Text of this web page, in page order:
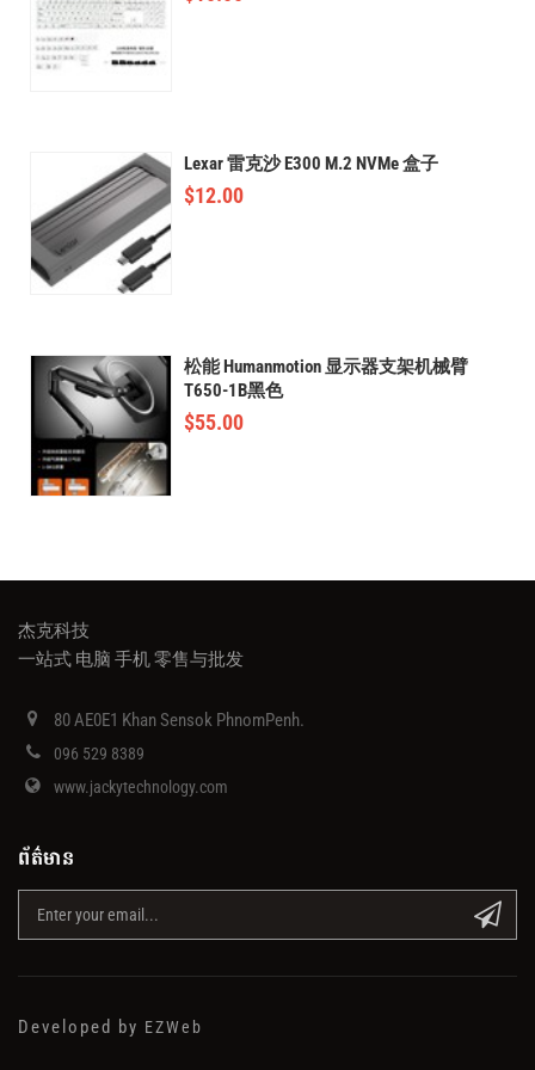
Lexar 雷克沙 E300 M.2 NVMe 盒子
$12.00
松能 Humanmotion 显示器支架机械臂
T650-1B黑色
$55.00
杰克科技
一站式 电脑 手机 零售与批发
80 AE0E1 Khan Sensok PhnomPenh.
096 529 8389
www.jackytechnology.com
ព័ត៌មាន
Developed by EZWeb